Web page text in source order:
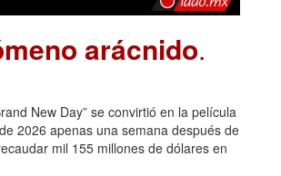
arácnido.
New Day” se convirtió en la película
2026 apenas una semana después de
mil 155 millones de dólares en